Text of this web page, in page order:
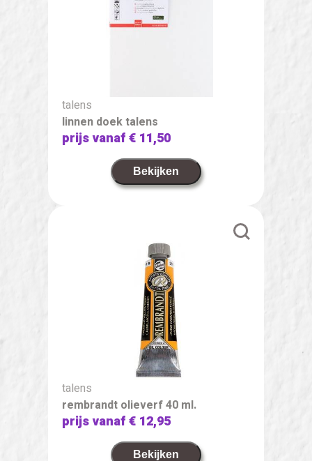
talens
linnen doek talens
prijs vanaf€ 11,50
Bekijken
talens
rembrandt olieverf 40 ml.
prijs vanaf€ 12,95
Bekijken